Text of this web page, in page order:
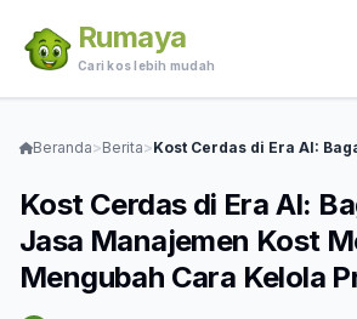
Rumaya
Cari kos lebih mudah
Beranda>Berita>
Kost Cerdas di Era AI:
Jasa Manajemen Kost
Mengubah Cara Kelola